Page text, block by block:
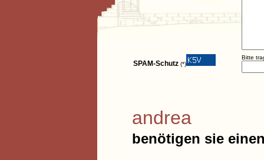
SPAM-Schutz (*)
Bitte
andrea
benötigen sie